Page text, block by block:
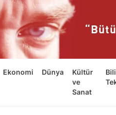
Ekonomi Dünya
Kültür
ve
Sanat